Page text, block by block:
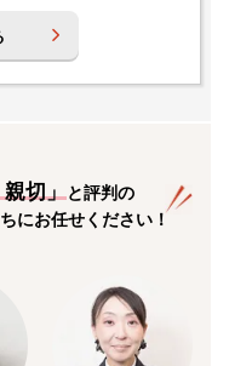
切」と評判の
にお任せください！